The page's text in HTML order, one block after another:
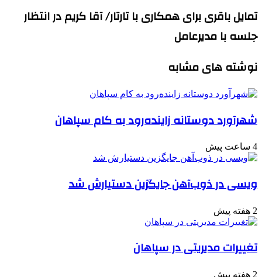
تمایل باقری برای همکاری با تارتار/ آقا کریم در انتظار
جلسه با مدیرعامل
نوشته های مشابه
شهرآورد دوستانه زاینده‌رود به کام سپاهان
4 ساعت پیش
ویسی در ذوب‌آهن جایگزین دستیارش شد
2 هفته پیش
تغییرات مدیریتی در سپاهان
2 هفته پیش